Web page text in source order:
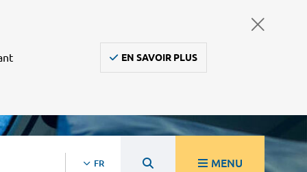
EN SAVOIR PLUS
FR MENU